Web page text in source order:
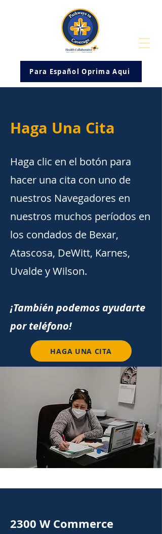
Para Español Oprima Aqui
Haga Una Cita
Haga clic en el botón para
hacer una cita con uno de
nuestros Navegadores en
nuestros muchos períodos en
los condados de Bexar,
Atascosa, DeWitt, Karnes,
Uvalde y Wilson.
¡También podemos ayudarte
por teléfono!
HAGA UNA CITA
2300 W Commerce